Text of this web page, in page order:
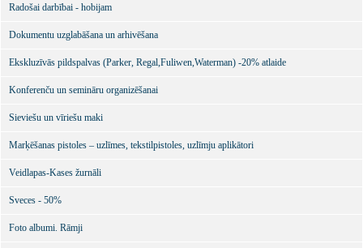
Radošai darbībai - hobijam
Dokumentu uzglabāšana un arhivēšana
Ekskluzīvās pildspalvas (Parker, Regal,Fuliwen,Waterman) -20% atlaide
Konferenču un semināru organizēšanai
Sieviešu un vīriešu maki
Marķēšanas pistoles – uzlīmes, tekstilpistoles, uzlīmju aplikātori
Veidlapas-Kases žurnāli
Sveces - 50%
Foto albumi. Rāmji